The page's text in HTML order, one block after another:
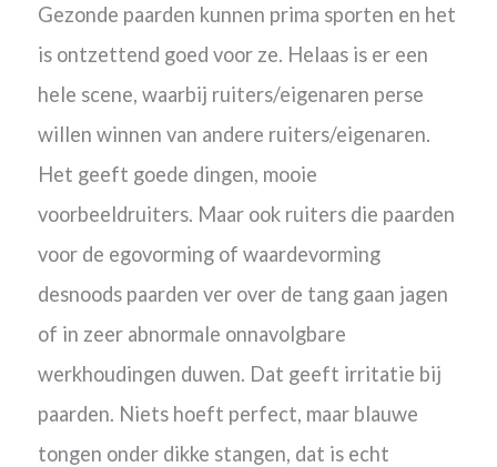
Gezonde paarden kunnen prima sporten en het
is ontzettend goed voor ze. Helaas is er een
hele scene, waarbij ruiters/eigenaren perse
willen winnen van andere ruiters/eigenaren.
Het geeft goede dingen, mooie
voorbeeldruiters. Maar ook ruiters die paarden
voor de egovorming of waardevorming
desnoods paarden ver over de tang gaan jagen
of in zeer abnormale onnavolgbare
werkhoudingen duwen. Dat geeft irritatie bij
paarden. Niets hoeft perfect, maar blauwe
tongen onder dikke stangen, dat is echt